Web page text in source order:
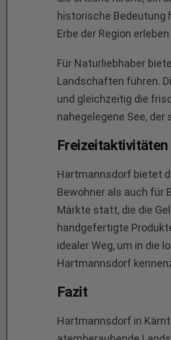
historische Bedeutung
Erbe der Region
Für Naturliebhaber
Landschaften führen.
und gleichzeitig die
nahegelegene See,
Hartmannsdorf bietet
Bewohner als auch für
Märkte statt, die die
handgefertigte
idealer Weg, um in die
Hartmannsdorf
Fazit
Hartmannsdorf in